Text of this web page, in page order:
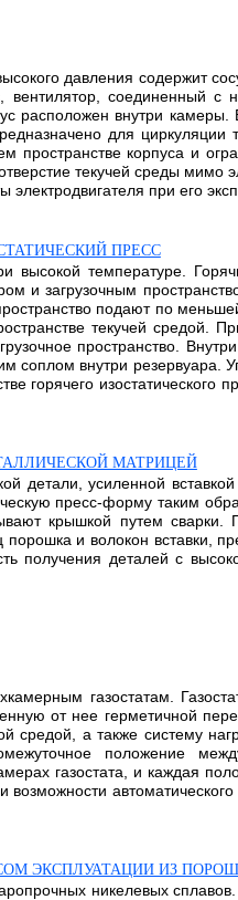
давления содержит
соединенный с
расположен внутри
для
корпуса и
текучей среды мимо
при его
ПРЕСС
температуре.
и загрузочным
подают по
текучей средой.
пространство.
внутри резервуара.
горячего
МАТРИЦЕЙ
детали, усиленной
пресс-форму таким
крышкой путем сварки.
и волокон вставки,
получения деталей с
газостатам.
от нее герметичной
а также систему
положение
газостата, и каждая
возможности
ЭКСПЛУАТАЦИИ ИЗ
никелевых